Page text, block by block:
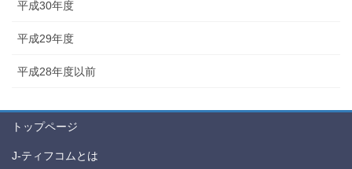
平成30年度
平成29年度
平成28年度以前
トップページ
J-ティフコムとは